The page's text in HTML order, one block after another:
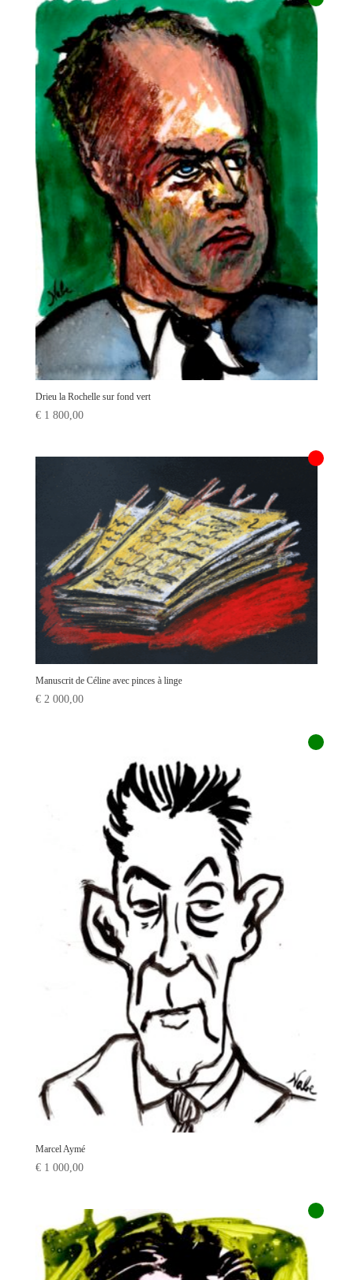
Drieu la Rochelle sur fond vert
€1 800,00
Manuscrit de Céline avec pinces à linge
€2 000,00
Marcel Aymé
€1 000,00